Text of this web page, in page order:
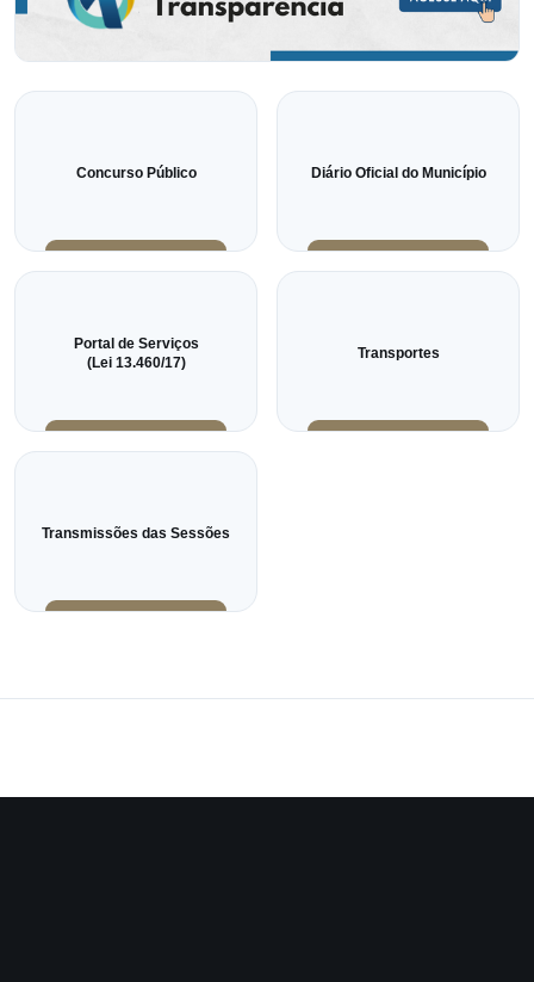
Concurso Público Diário Oficial do Município
Portal de Serviços
(Lei 13.460/17)
Transportes
Transmissões das Sessões